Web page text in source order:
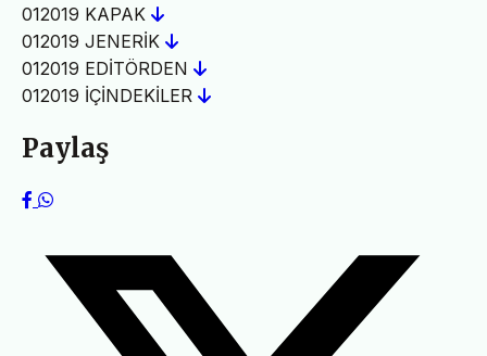
012019 KAPAK
012019 JENERİK
012019 EDİTÖRDEN
012019 İÇİNDEKİLER
Paylaş